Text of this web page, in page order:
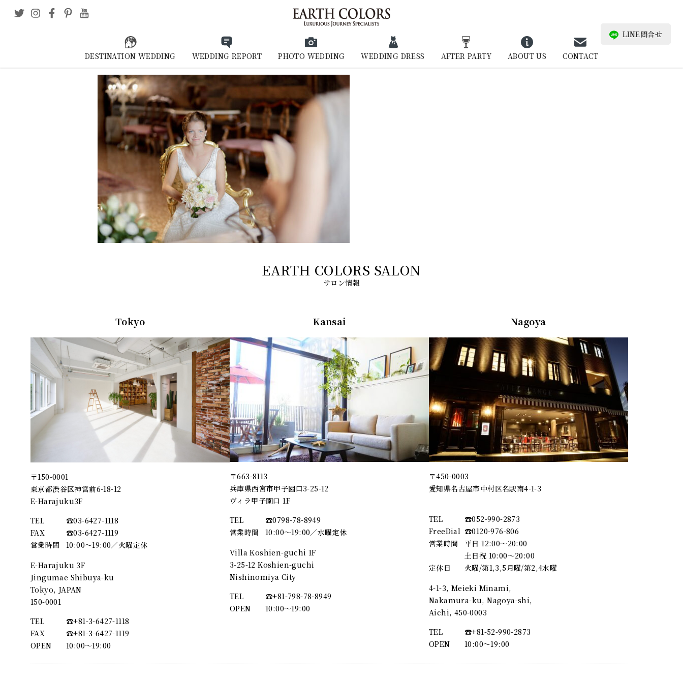
DESTINATION WEDDING WEDDING REPORT PHOTO WEDDING WEDDING DRESS AFTER PARTY ABOUT US CONTACT
LINE問合せ
サロン情報
Tokyo
〒150-0001
東京都渋谷区神宮前6-18-12
E-Harajuku3F
TEL
☎︎03-6427-1118
FAX
☎︎03-6427-1119
営業時間
10:00～19:00／火曜定休
E-Harajuku 3F
Jingumae Shibuya-ku
Tokyo, JAPAN
150-0001
TEL
☎︎+81-3-6427-1118
FAX
☎︎+81-3-6427-1119
OPEN
10:00〜19:00
Kansai
〒663-8113
兵庫県西宮市甲子園口3-25-12
ヴィラ甲子園口 1F
TEL
☎︎0798-78-8949
営業時間
10:00～19:00／水曜定休
Villa Koshien-guchi 1F
3-25-12 Koshien-guchi
Nishinomiya City
TEL
☎︎+81-798-78-8949
OPEN
10:00〜19:00
Nagoya
〒450-0003
愛知県名古屋市中村区名駅南4-1-3
TEL
☎︎052-990-2873
FreeDial ☎︎0120-976-806
営業時間
平日 12:00～20:00
土日祝 10:00～20:00
定休日
火曜/第1,3,5月曜/第2,4水曜
4-1-3, Meieki Minami,
Nakamura-ku, Nagoya-shi,
Aichi, 450-0003
TEL
☎︎+81-52-990-2873
OPEN
10:00〜19:00